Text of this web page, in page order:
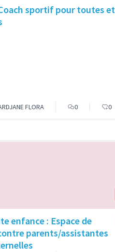
sportif pour toutes et
FLORA 0 0
enfance : Espace de
parents/assistantes